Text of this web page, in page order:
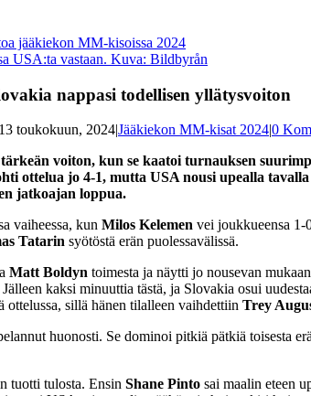
USA:ta vastaan. Kuva: Bildbyrån
nappasi todellisen yllätysvoiton
13 toukokuun, 2024|Jääkiekon MM-kisat 2024|0
voiton, kun se kaatoi turnauksen
ottelua jo 4-1, mutta USA nousi upealla
jatkoajan loppua.
vaiheessa, kun Milos Kelemen vei joukkueensa 1-
Tatarin syötöstä erän puolessavälissä.
Matt Boldyn toimesta ja näytti jo nousevan
kaksi minuuttia tästä, ja Slovakia osui
sillä hänen tilalleen vaihdettiin Trey
huonosti. Se dominoi pitkiä pätkiä toisesta
tuotti tulosta. Ensin Shane Pinto sai maalin eteen